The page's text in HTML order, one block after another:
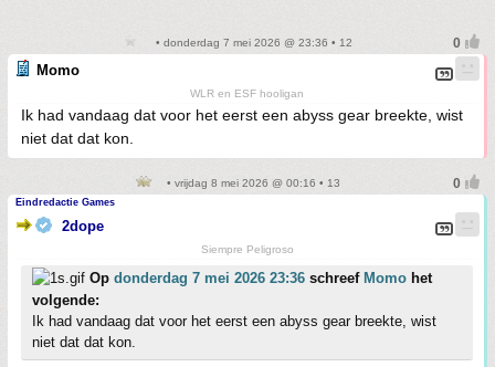
• donderdag 7 mei 2026 @ 23:36 • 12
Momo
WLR en ESF hooligan
Ik had vandaag dat voor het eerst een abyss gear breekte, wist
niet dat dat kon.
• vrijdag 8 mei 2026 @ 00:16 • 13
Eindredactie Games
2dope
Siempre Peligroso
Op donderdag 7 mei 2026 23:36 schreef Momo het
volgende:
Ik had vandaag dat voor het eerst een abyss gear breekte, wist
niet dat dat kon.